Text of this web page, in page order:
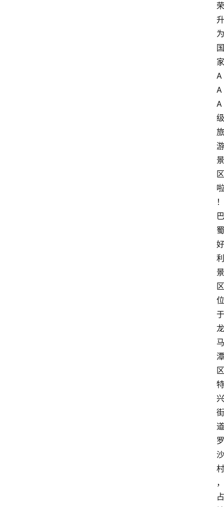
荣
升
为
国
家
A
A
A
级
旅
游
景
区
啦
！
巴
蜀
好
利
景
区
位
于
龙
马
潭
区
特
兴
街
道
罗
沙
村
，
占